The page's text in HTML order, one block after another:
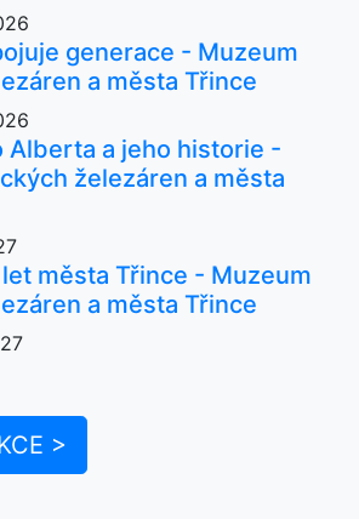
generace - Muzeum
a města Třince
Alberta a jeho historie -
železáren a města
města Třince - Muzeum
a města Třince
>